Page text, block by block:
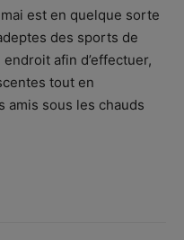
est en quelque sorte
des sports de
afin d’effectuer,
tout en
amis sous les chauds